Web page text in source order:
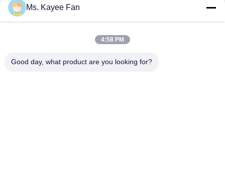
Ms. Kayee Fan
4:58 PM
Good day, what product are you looking for?